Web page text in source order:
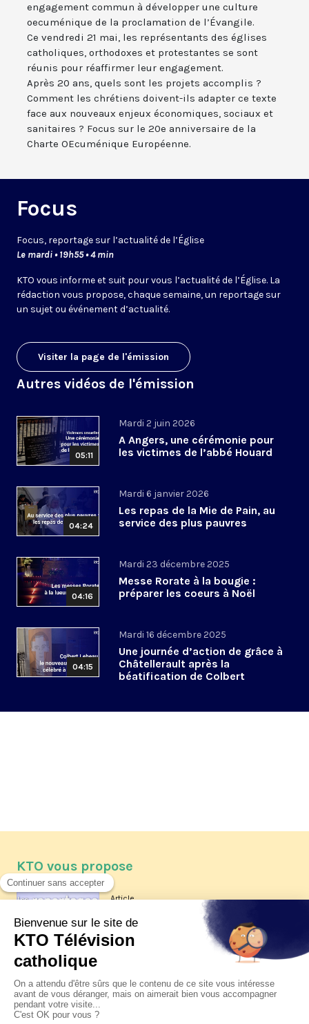
engagement commun à développer une culture
oecuménique de la proclamation de l’Évangile.
Ce vendredi 21 mai, les représentants des églises
catholiques, orthodoxes et protestantes se sont
réunis pour réaffirmer leur engagement.
Après 20 ans, quels sont les projets accomplis ?
Comment les chrétiens doivent-ils adapter ce texte
face aux nouveaux enjeux économiques, sociaux et
sanitaires ? Focus sur le 20e anniversaire de la
Charte OEcuménique Européenne.
Focus
Focus, reportage sur l’actualité de l’Église
Le mardi • 19h55 • 4 min
KTO vous informe et suit pour vous l’actualité de l’Église. La
rédaction vous propose, chaque semaine, un reportage sur
un sujet ou événement d’actualité.
Visiter la page de l'émission
Autres vidéos de l'émission
05:11
Mardi 2 juin 2026
A Angers, une cérémonie pour
les victimes de l’abbé Houard
04:24
Mardi 6 janvier 2026
Les repas de la Mie de Pain, au
service des plus pauvres
04:16
Mardi 23 décembre 2025
Messe Rorate à la bougie :
préparer les coeurs à Noël
04:15
Mardi 16 décembre 2025
Une journée d’action de grâce à
Châtellerault après la
béatification de Colbert
KTO vous propose
Article
Les reportages d'été 2026 de KTO
La visite pastorale du pape Léon
XIV à Assise à suivre sur KTO le
jeudi 6 août